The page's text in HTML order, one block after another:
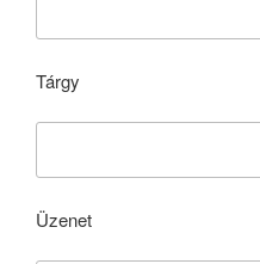
Tárgy
Üzenet